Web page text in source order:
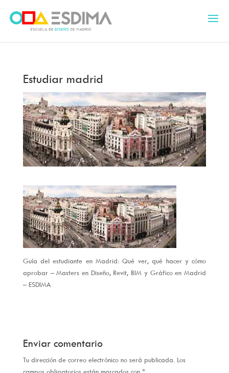
Estudiar madrid
Guía del estudiante en Madrid: Qué ver, qué hacer y cómo
aprobar – Masters en Diseño, Revit, BIM y Gráfico en Madrid
– ESDIMA
Enviar comentario
Tu dirección de correo electrónico no será publicada. Los
campos obligatorios están marcados con *